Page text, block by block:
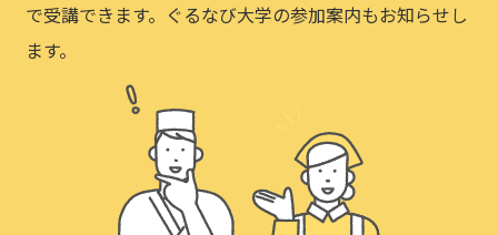
で受講できます。ぐるなび大学の参加案内もお知らせし
ます。